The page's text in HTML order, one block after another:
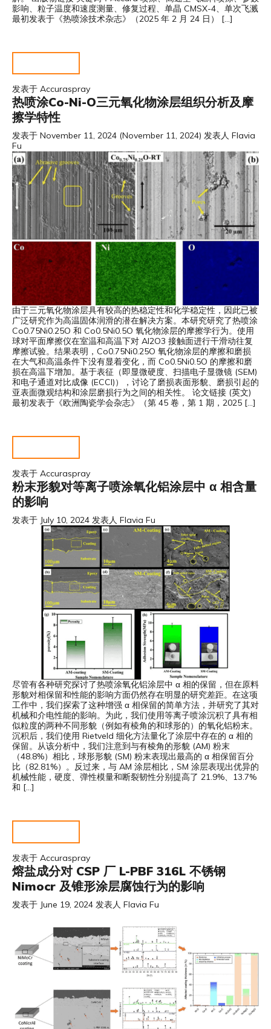
影响、粒子温度和速度测量、修复过程、单晶 CMSX-4、单次飞溅
最初发表于《热喷涂技术杂志》（2025 年 2 月 24 日） […]
发表于 Accuraspray
热喷涂Co-Ni-O三元氧化物涂层组织分析及摩
擦学特性
发表于 November 11, 2024 (November 11, 2024) 发表人 Flavia
Fu
由于三元氧化物涂层具有较高的热稳定性和化学稳定性，因此已被
广泛研究作为高温固体润滑的潜在解决方案。本研究研究了热喷涂
Co0.75Ni0.25O 和 Co0.5Ni0.5O 氧化物涂层的摩擦学行为。使用
球对平面摩擦仪在室温和高温下对 Al2O3 接触面进行干滑动往复
摩擦试验。结果表明，Co0.75Ni0.25O 氧化物涂层的摩擦和磨损
在大气和高温条件下没有显着变化，而 Co0.5Ni0.5O 的摩擦和磨
损在高温下增加。基于表征（即显微硬度、扫描电子显微镜 (SEM)
和电子通道对比成像 (ECCI)），讨论了磨损表面形貌、磨损引起的
亚表面微观结构和涂层磨损行为之间的相关性。 论文链接 (英文)
最初发表于《欧洲陶瓷学会杂志》（第 45 卷，第 1 期，2025 […]
发表于 Accuraspray
粉末形貌对等离子喷涂氧化铝涂层中 α 相含量
的影响
发表于 July 10, 2024 发表人 Flavia Fu
尽管有各种研究探讨了热喷涂氧化铝涂层中 α 相的保留，但在原料
形貌对相保留和性能的影响方面仍然存在明显的研究差距。在这项
工作中，我们探索了这种增强 α 相保留的简单方法，并研究了其对
机械和介电性能的影响。为此，我们使用等离子喷涂沉积了具有相
似粒度的两种不同形貌（例如有棱角的和球形的）的氧化铝粉末。
沉积后，我们使用 Rietveld 细化方法量化了涂层中存在的 α 相的
保留。从该分析中，我们注意到与有棱角的形貌 (AM) 粉末
（48.8%）相比，球形形貌 (SM) 粉末表现出最高的 α 相保留百分
比（82.81%）。反过来，与 AM 涂层相比，SM 涂层表现出优异的
机械性能，硬度、弹性模量和断裂韧性分别提高了 21.9%、13.7%
和 […]
发表于 Accuraspray
熔盐成分对 CSP 厂 L-PBF 316L 不锈钢
Nimocr 及锥形涂层腐蚀行为的影响
发表于 June 19, 2024 发表人 Flavia Fu